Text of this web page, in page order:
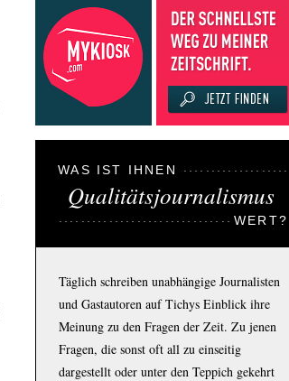
WAS IST IHNEN
Qualitätsjournalismus
WERT?
Täglich schreiben unabhängige Journalisten
und Gastautoren auf Tichys Einblick ihre
Meinung zu den Fragen der Zeit. Zu jenen
Fragen, die sonst oft all zu einseitig
dargestellt oder unter den Teppich gekehrt